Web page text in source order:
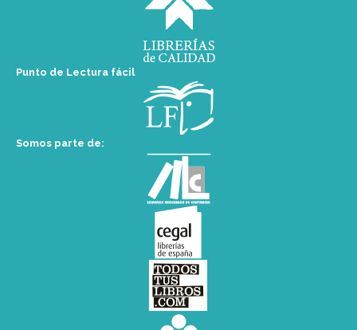
Punto de Lectura fácil
Somos parte de: